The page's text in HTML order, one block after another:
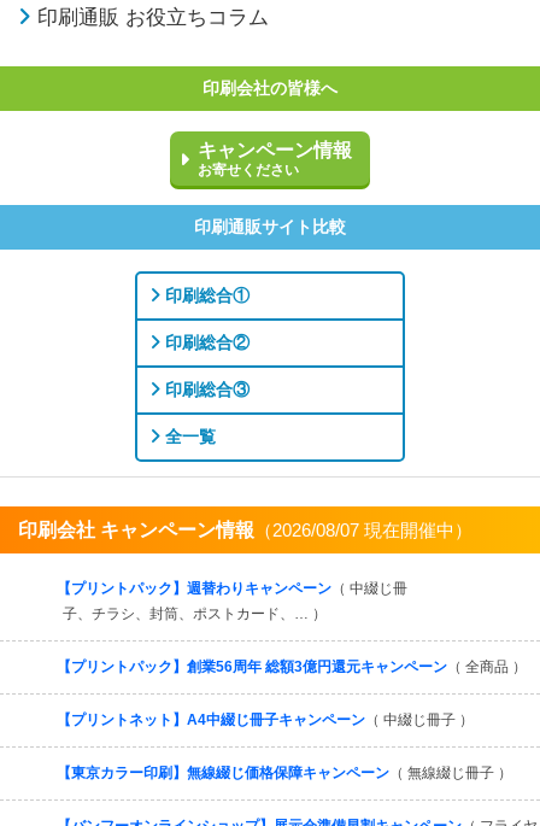
印刷通販 お役立ちコラム
印刷会社の皆様へ
キャンペーン情報
お寄せください
印刷通販サイト比較
印刷総合①
印刷総合②
印刷総合③
全一覧
印刷会社 キャンペーン情報 （2026/08/07 現在開催中）
【プリントパック】週替わりキャンペーン （ 中綴じ冊
子、チラシ、封筒、ポストカード、… ）
【プリントパック】創業56周年 総額3億円還元キャンペーン （ 全商品 ）
【プリントネット】A4中綴じ冊子キャンペーン （ 中綴じ冊子 ）
【東京カラー印刷】無線綴じ価格保障キャンペーン （ 無線綴じ冊子 ）